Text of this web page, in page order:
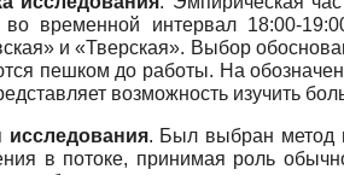
во временной интервал 18:00-
и «Тверская». Выбор
пешком до работы. На
возможность изучить
исследования. Был выбран метод
в потоке, принимая роль